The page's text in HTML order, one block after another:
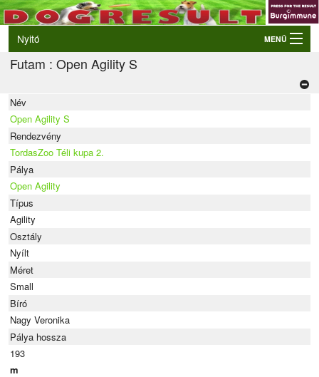
Nyitó MENÜ
Belépés
Élő eredmények
Kutyák
Tulajdonosok/Felvezetők
Futam : Open Agility S
Név
Open Agility S
Rendezvény
TordasZoo Téli kupa 2.
Pálya
Open Agility
Típus
Agility
Osztály
Nyílt
Méret
Small
Bíró
Nagy Veronika
Pálya hossza
193
m